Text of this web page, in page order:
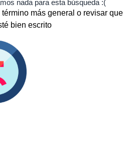
nada para esta búsqueda :(
más general o revisar que
bien escrito